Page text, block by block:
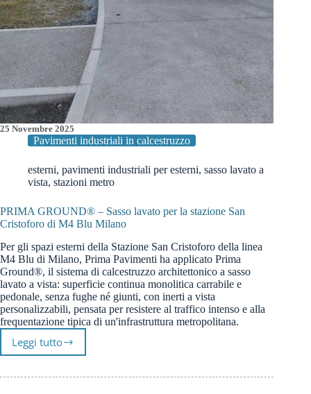
25 Novembre 2025
Pavimenti industriali in calcestruzzo
esterni, pavimenti industriali per esterni, sasso lavato a
vista, stazioni metro
PRIMA GROUND® – Sasso lavato per la stazione San
Cristoforo di M4 Blu Milano
Per gli spazi esterni della Stazione San Cristoforo della linea
M4 Blu di Milano, Prima Pavimenti ha applicato Prima
Ground®, il sistema di calcestruzzo architettonico a sasso
lavato a vista: superficie continua monolitica carrabile e
pedonale, senza fughe né giunti, con inerti a vista
personalizzabili, pensata per resistere al traffico intenso e alla
frequentazione tipica di un'infrastruttura metropolitana.
Leggi tutto
PRIMA
Sasso